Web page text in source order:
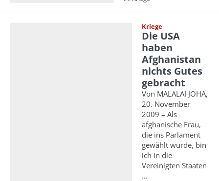
Kriege
Die USA
haben
Afghanistan
nichts Gutes
gebracht
Von MALALAI JOHA,
20. November
2009 – Als
afghanische Frau,
die ins Parlament
gewählt wurde, bin
ich in die
Vereinigten Staaten
...